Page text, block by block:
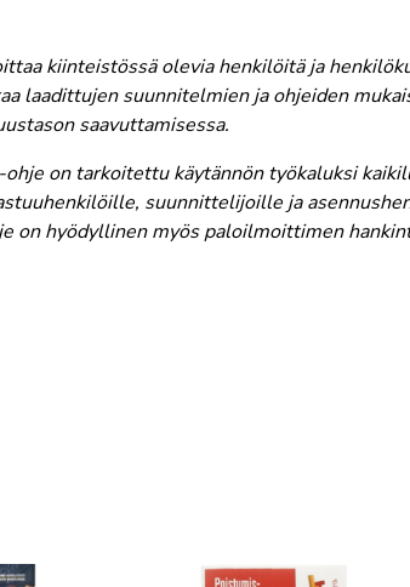
kiinteistössä olevia henkilöitä ja
laadittujen suunnitelmien ja ohjeiden
saavuttamisessa.
on tarkoitettu käytännön työkaluksi
suunnittelijoille ja
on hyödyllinen myös paloilmoittimen